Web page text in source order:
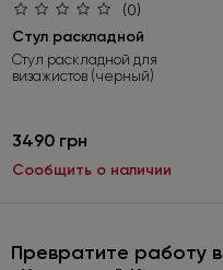
(0)
Стул раскладной
Стул раскладной для
визажистов (черный)
3490 грн
Сообщить о наличии
Превратите работу